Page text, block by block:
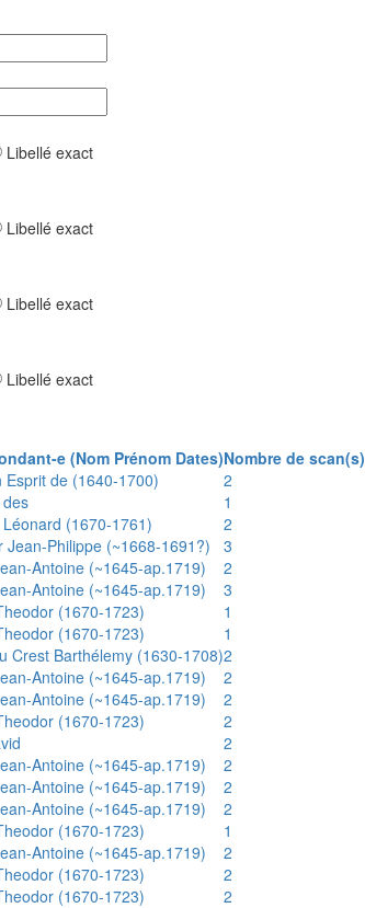
Libellé exact
Libellé exact
Libellé exact
Libellé exact
e (Nom Prénom Dates)Nombre de scan(s)
Esprit de (1640-1700)
2
1
(1670-1761)
2
Jean-Philippe (~1668-1691?)
3
Antoine (~1645-ap.1719)
2
Antoine (~1645-ap.1719)
3
(1670-1723)
1
(1670-1723)
1
Crest Barthélemy (1630-1708)2
Antoine (~1645-ap.1719)
2
Antoine (~1645-ap.1719)
2
(1670-1723)
2
2
Antoine (~1645-ap.1719)
2
Antoine (~1645-ap.1719)
2
Antoine (~1645-ap.1719)
2
(1670-1723)
1
Antoine (~1645-ap.1719)
2
(1670-1723)
2
(1670-1723)
2